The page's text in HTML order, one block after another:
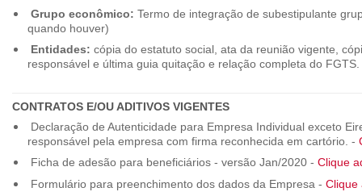
Grupo econômico: Termo de integração de subestipulante
quando houver)
Entidades: cópia do estatuto social, ata da reunião vigente,
responsável e última guia quitação e relação completa do FGTS.
CONTRATOS E/OU ADITIVOS VIGENTES
Declaração de Autenticidade para Empresa Individual exceto
responsável pela empresa com firma reconhecida em cartório. -
Ficha de adesão para beneficiários - versão Jan/2020 - Clique
Formulário para preenchimento dos dados da Empresa - Clique